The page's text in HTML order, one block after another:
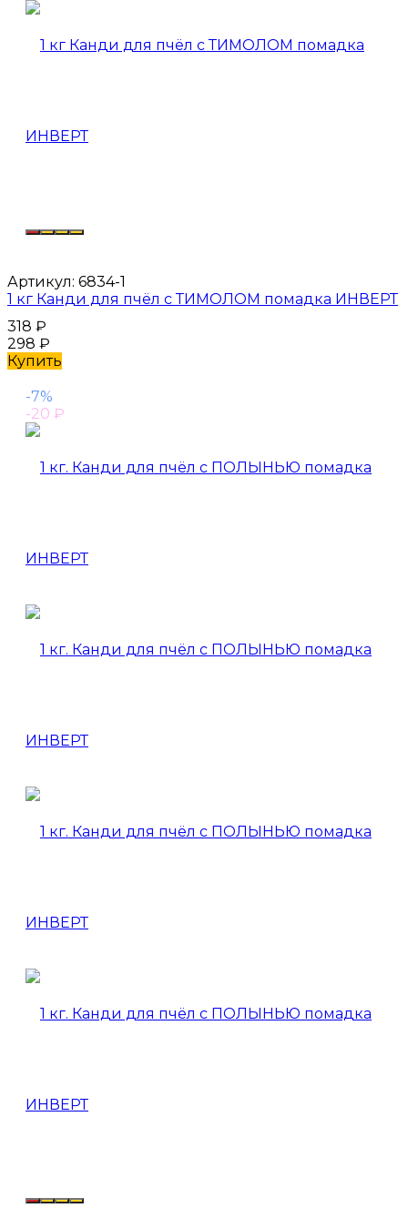
Артикул: 6834-1
1 кг Канди для пчёл с ТИМОЛОМ помадка ИНВЕРТ
318 ₽
298 ₽
Купить
-7%
-20 ₽